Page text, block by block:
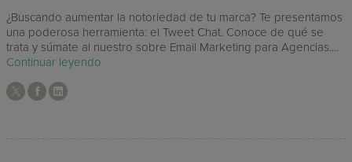
¿Buscando aumentar la notoriedad de tu marca? Te presentamos
una poderosa herramienta: el Tweet Chat. Conoce de qué se
trata y súmate al nuestro sobre Email Marketing para Agencias....
Continuar leyendo